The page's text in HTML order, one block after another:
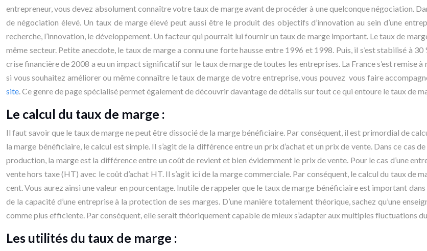
entrepreneur, vous devez absolument connaître votre taux de marge avant de procéder à une quelconque négociation.
de négociation élevé. Un taux de marge élevé peut aussi être le produit des objectifs d’innovation au sein d’une
recherche, l’innovation, le développement. Un facteur qui pourrait lui fournir un taux de marge important. Le taux de
même secteur. Petite anecdote, le taux de marge a connu une forte hausse entre 1996 et 1998. Puis, il s’est stabilisé à
crise financière de 2008 a eu un impact significatif sur le taux de marge de toutes les entreprises. La France s’est remise
si vous souhaitez améliorer ou même connaître le taux de marge de votre entreprise, vous pouvez vous faire
site. Ce genre de page spécialisé permet également de découvrir davantage de détails sur tout ce qui entoure le taux de
Le calcul du taux de marge :
Il faut savoir que le taux de marge ne peut être dissocié de la marge bénéficiaire. Par conséquent, il est primordial de
la marge bénéficiaire, le calcul est simple. Il s’agit de la différence entre un prix d’achat et un prix de vente. Dans ce cas
production, la marge est la différence entre un coût de revient et bien évidemment le prix de vente. Pour le cas d’une
vente hors taxe (HT) avec le coût d’achat HT. Il s’agit ici de la marge commerciale. Par conséquent, le calcul du taux de
cent. Vous aurez ainsi une valeur en pourcentage. Inutile de rappeler que le taux de marge bénéficiaire est important
de la capacité d’une entreprise à la protection de ses marges. D’une manière totalement théorique, sachez qu’une
comme plus efficiente. Par conséquent, elle serait théoriquement capable de mieux s’adapter aux multiples fluctuations
Les utilités du taux de marge :